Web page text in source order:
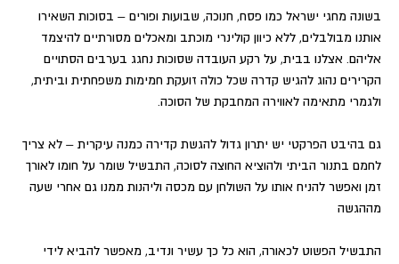
בשונה מחגי ישראל כמו פסח, חנוכה, שבועות ופורים – בסוכות השאירו
אותנו מבולבלים, ללא כיוון קולינרי מוכתב ומאכלים מסורתיים להיצמד
אליהם. אצלנו בבית, על רקע העובדה שסוכות נחגג בערבים הסתויים
הקרירים נהוג להגיש קדרה שכל כולה זועקת חמימות משפחתית וביתית,
ולגמרי מתאימה לאווירה המחבקת של הסוכה.
גם בהיבט הפרקטי יש יתרון גדול להגשת קדירה כמנה עיקרית – לא צריך
לחמם בתנור הביתי ולהוציא החוצה לסוכה, התבשיל שומר על חומו לאורך
זמן ואפשר להניח אותו על השולחן עם מכסה וליהנות ממנו גם אחרי שעה
מההגשה
התבשיל הפשוט לכאורה, הוא כל כך עשיר ונדיב, מאפשר להביא לידי